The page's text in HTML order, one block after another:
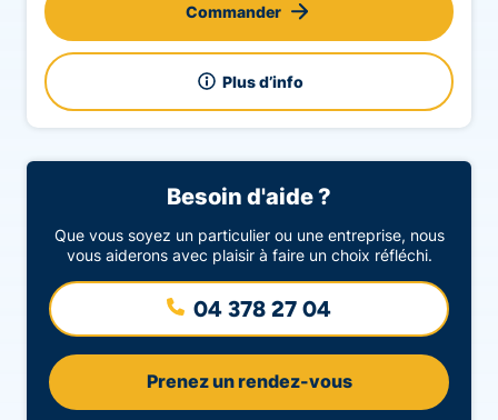
Plus d’info
Commander
Besoin d'aide ?
Que vous soyez un particulier ou une entreprise, nous
vous aiderons avec plaisir à faire un choix réfléchi.
04 378 27 04
Prenez un rendez-vous